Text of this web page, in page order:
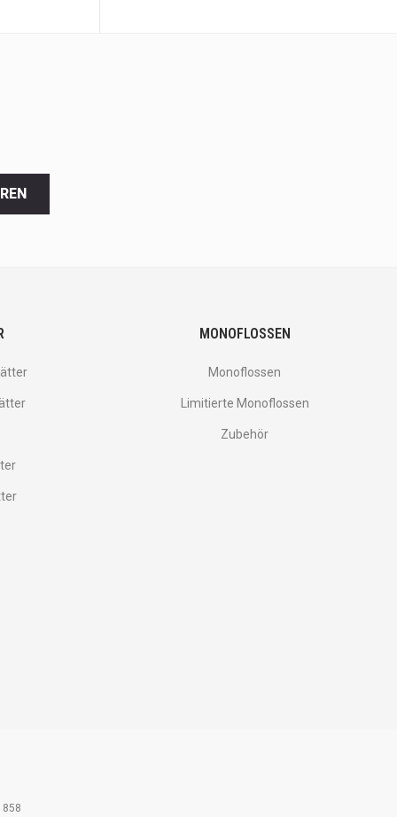
MONOFLOSSEN
Monoflossen
Limitierte Monoflossen
Zubehör